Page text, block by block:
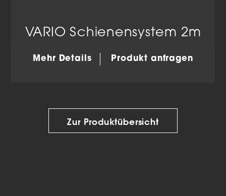
VARIO Schienensystem 2m
Mehr Details Produkt anfragen
Zur Produktübersicht